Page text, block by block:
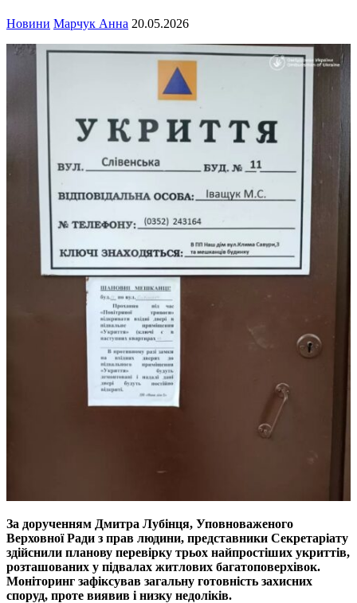
Новини Марчук Анна 20.05.2026
За дорученням Дмитра Лубінця, Уповноваженого
Верховної Ради з прав людини, представники Секретаріату
здійснили планову перевірку трьох найпростіших укриттів,
розташованих у підвалах житлових багатоповерхівок.
Моніторинг зафіксував загальну готовність захисних
споруд, проте виявив і низку недоліків.